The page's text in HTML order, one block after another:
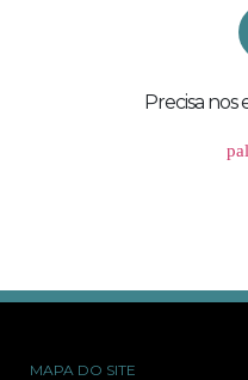
Precisa nos
MAPA DO SITE